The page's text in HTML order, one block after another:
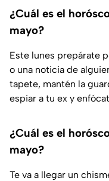
¿Cuál es el
mayo?
Este lunes prepárate
o una noticia de
tapete, mantén la
espiar a tu ex y
¿Cuál es el
mayo?
Te va a llegar un